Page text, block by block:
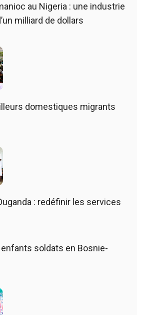
au Nigeria : une industrie
milliard de dollars
domestiques migrants
: redéfinir les services
soldats en Bosnie-